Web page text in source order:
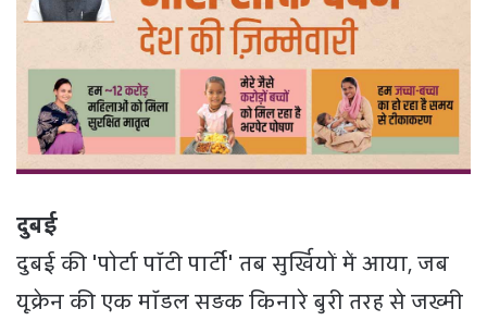
दुबई
दुबई की 'पोर्टा पॉटी पार्टी' तब सुर्खियों में आया, जब
यूक्रेन की एक मॉडल सड़क किनारे बुरी तरह से जख्मी